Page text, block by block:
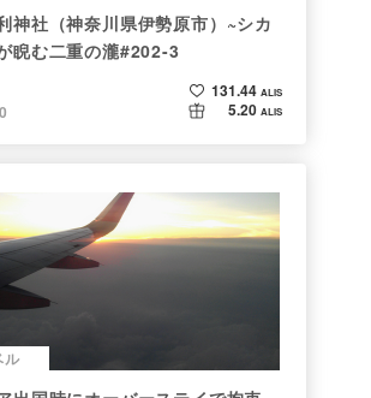
神社（神奈川県伊勢原市）~シカ
睨む二重の瀧#202-3
131.44 ALIS
5.20 ALIS
ル